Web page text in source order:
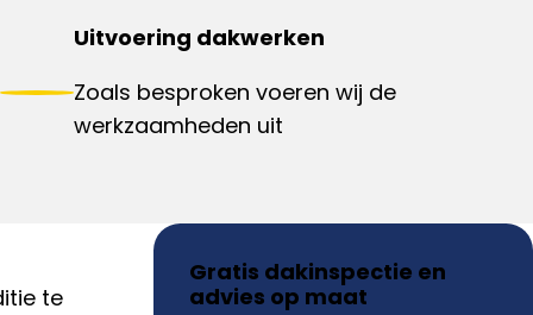
Uitvoering dakwerken
Zoals besproken voeren wij de
werkzaamheden uit
te
Gratis dakinspectie en
advies op maat